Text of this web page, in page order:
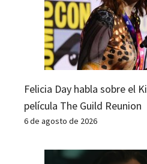
Felicia Day habla sobre el
película The Guild Reunion
6 de agosto de 2026